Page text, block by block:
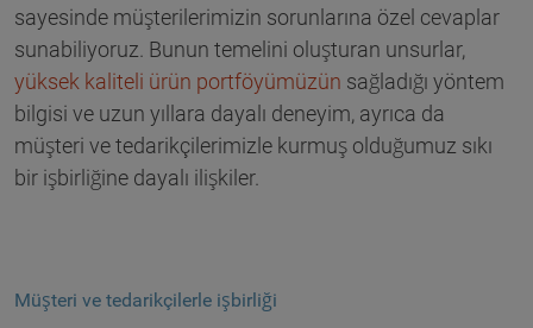
sayesinde müşterilerimizin sorunlarına özel cevaplar
sunabiliyoruz. Bunun temelini oluşturan unsurlar,
yüksek kaliteli ürün portföyümüzün sağladığı yöntem
bilgisi ve uzun yıllara dayalı deneyim, ayrıca da
müşteri ve tedarikçilerimizle kurmuş olduğumuz sıkı
bir işbirliğine dayalı ilişkiler.
Müşteri ve tedarikçilerle işbirliği